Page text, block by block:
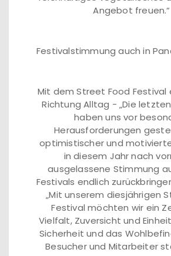
Angebot freuen.“
Festivalstimmung auch in
Mit dem Street Food Festival
Richtung Alltag - „Die
haben uns vor
Herausforderungen
optimistischer und
in diesem Jahr nach
ausgelassene Stimmung
Festivals endlich
„Mit unserem diesjährigen
Festival möchten wir ein
Vielfalt, Zuversicht und
Sicherheit und das
Besucher und Mitarbeiter